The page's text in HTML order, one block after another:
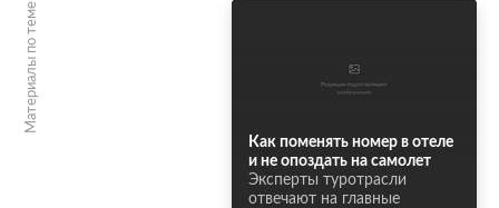
Материалы по теме
Как поменять номер в отеле
и не опоздать на самолет
Эксперты туротрасли
отвечают на главные